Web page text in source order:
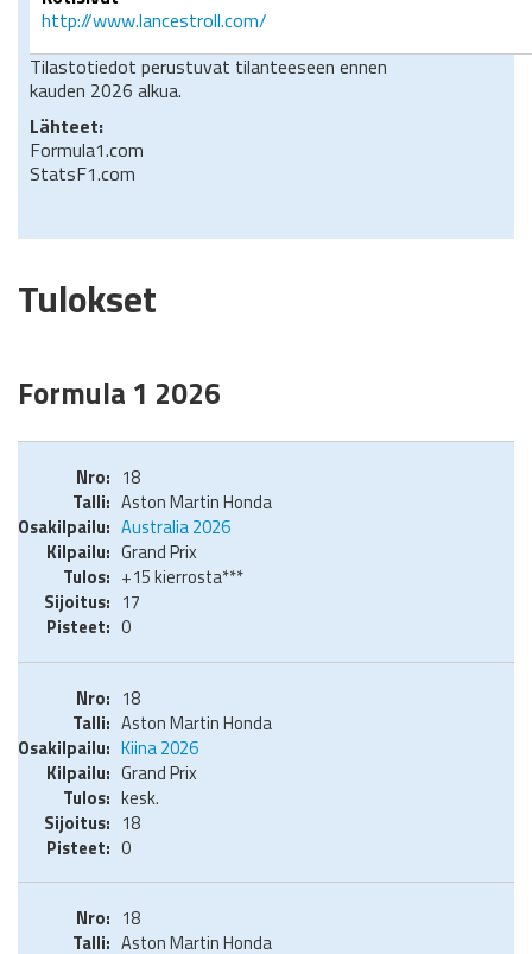
http://www.lancestroll.com/
Tilastotiedot perustuvat tilanteeseen ennen
kauden 2026 alkua.
Lähteet:
Formula1.com
StatsF1.com
Tulokset
Formula 1 2026
18
Aston Martin Honda
Australia 2026
Grand Prix
+15 kierrosta***
17
0
18
Aston Martin Honda
Kiina 2026
Grand Prix
kesk.
18
0
18
Aston Martin Honda